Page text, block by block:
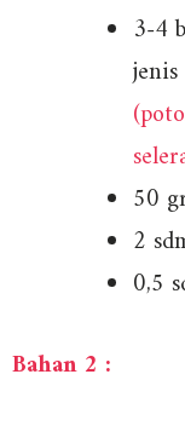
3-4
50
2
0,5
Bahan 2 :